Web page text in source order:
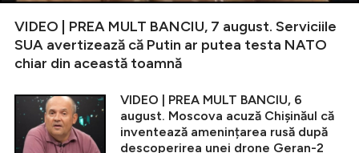
VIDEO | PREA MULT BANCIU, 7 august. Serviciile
SUA avertizează că Putin ar putea testa NATO
chiar din această toamnă
VIDEO | PREA MULT BANCIU, 6
august. Moscova acuză Chișinăul că
inventează amenințarea rusă după
descoperirea unei drone Geran-2